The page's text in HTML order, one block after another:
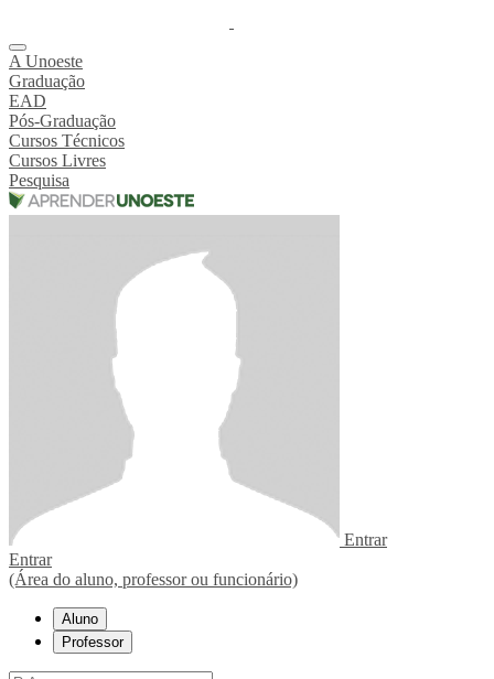
A Unoeste
Graduação
EAD
Pós-Graduação
Cursos Técnicos
Cursos Livres
Pesquisa
Entrar
Entrar
(Área do aluno, professor ou funcionário)
Aluno
Professor